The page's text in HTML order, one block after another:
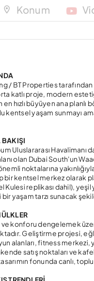
Konum
/ BT Properties
katlı proje, modern
hızlı büyüyen ana
kentsel yaşam sunmayı
BAKIŞI
Uluslararası Havalimanı
olan Dubai South'un
noktalarına
kentsel merkez olarak
Kulesi replikası dahil),
yaşam tarzı sunacak
konforu dengelemek
Geliştirme projesi,
alanları, fitness merkezi,
satış noktaları ve
fonunda canlı,